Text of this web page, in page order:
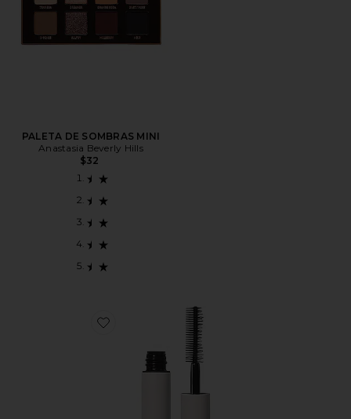
PALETA DE SOMBRAS MINI
Anastasia Beverly Hills
$32
Favorite Limitless Lash Mascara Mini